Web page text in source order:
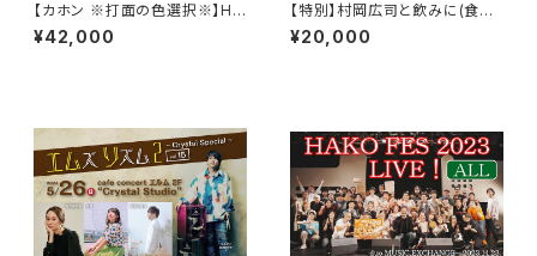
【カホン ※打面の色選択※】HM
CAJON STD-PRO / ハコフェ
ス特典付き (送料込み)
¥42,000
【特別】村岡広司と飲みに(食事
に)行く権利 / 一都三県
¥20,000